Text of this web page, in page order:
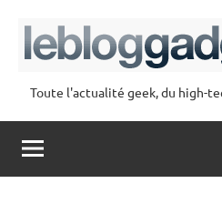
contenu
lebloggadget
Toute l'actualité geek, du high-